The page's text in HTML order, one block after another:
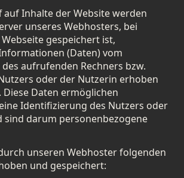
auf Inhalte der Website werden
unseres Webhosters, bei
gespeichert ist,
(Daten) vom
aufrufenden Rechners bzw.
oder der Nutzerin erhoben
Daten ermöglichen
Identifizierung des Nutzers oder
sind darum personenbezogene
unseren Webhoster folgenden
und gespeichert: